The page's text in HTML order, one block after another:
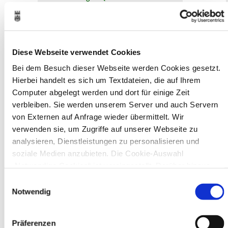
Diese Webseite verwendet Cookies
Bei dem Besuch dieser Webseite werden Cookies gesetzt.
Hierbei handelt es sich um Textdateien, die auf Ihrem
Computer abgelegt werden und dort für einige Zeit
verbleiben. Sie werden unserem Server und auch Servern
von Externen auf Anfrage wieder übermittelt. Wir
verwenden sie, um Zugriffe auf unserer Webseite zu
analysieren, Dienstleistungen zu personalisieren und
soziale Medien anzubieten. Die Cookie-Auswahl
(USA) mit unzureichendem Datenschutzniveau verarbeiten.
Überwachungszwecken von anderen missbraucht werden,
Notwendig
Präferenzen
Defekte Straßenbeleuchtung melden
August 2026
Mo
Di Mi Do Fr Sa
So
1
2
3
4 5 6 7 8
9
17
18 19 20 21 22
23
24
25 26 27 28 29
30
31
Veranstaltungskategorie